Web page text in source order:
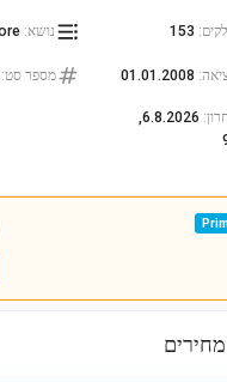
:
153 נושא:
:
01.01.2008 מספר סט:
:
6.8.2026,